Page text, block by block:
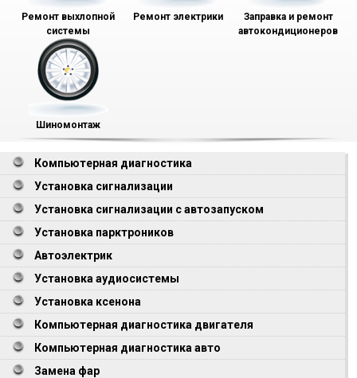
Ремонт выхлопной
системы
Ремонт электрики
Заправка и ремонт
автокондиционеров
Шиномонтаж
Компьютерная диагностика
Установка сигнализации
Установка сигнализации с автозапуском
Установка парктроников
Автоэлектрик
Установка аудиосистемы
Установка ксенона
Компьютерная диагностика двигателя
Компьютерная диагностика авто
Замена фар